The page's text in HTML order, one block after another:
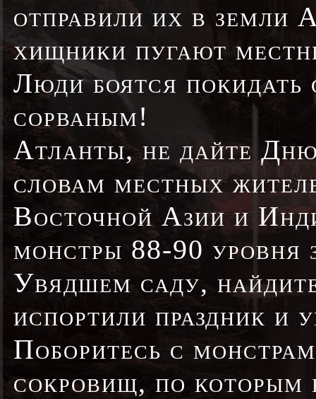
отправили их в земли
хищники пугают
Люди боятся покидать
сорваным!
Атланты, не дайте
словам местных
Восточной Азии и
монстры 88-90 уровня
Увядшем саду,
испортили праздник и
Поборитесь с
сокровищ, по которым